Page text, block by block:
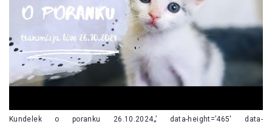
Kundelek o poranku 26.10.2024„’ data-height=’465′ data-